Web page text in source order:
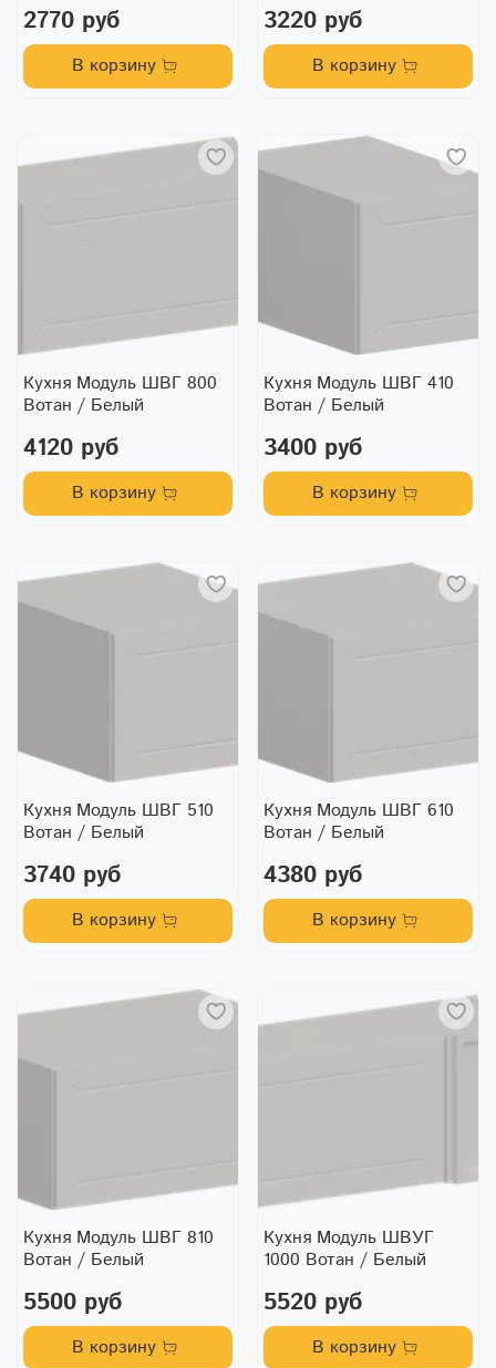
2770 руб
В корзину
3220 руб
В корзину
Кухня Модуль ШВГ 800
Вотан / Белый
4120 руб
В корзину
Кухня Модуль ШВГ 410
Вотан / Белый
3400 руб
В корзину
Кухня Модуль ШВГ 510
Вотан / Белый
3740 руб
В корзину
Кухня Модуль ШВГ 610
Вотан / Белый
4380 руб
В корзину
Кухня Модуль ШВГ 810
Вотан / Белый
5500 руб
В корзину
Кухня Модуль ШВУГ
1000 Вотан / Белый
5520 руб
В корзину